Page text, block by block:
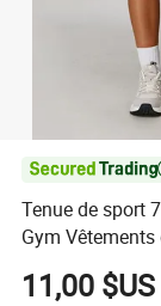
Tenue de sport
Gym
11,00 $US